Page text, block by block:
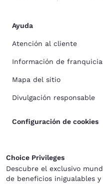
Ayuda
Atención al cliente
Información de
Mapa del sitio
Divulgación responsable
Configuración de cookies
Choice Privileges
Descubre el exclusivo
de beneficios inigualables